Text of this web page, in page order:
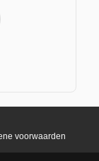
voorwaarden